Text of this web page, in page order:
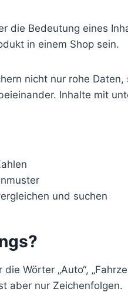
die Bedeutung eines
in einem Shop sein.
nicht nur rohe
Inhalte mit
und suchen
Wörter „Auto“,
aber nur Zeichenfolgen.